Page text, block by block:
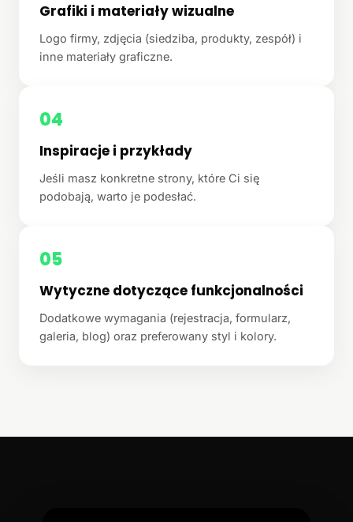
Grafiki i materiały wizualne
Logo firmy, zdjęcia (siedziba, produkty, zespół) i
inne materiały graficzne.
04
Inspiracje i przykłady
Jeśli masz konkretne strony, które Ci się
podobają, warto je podesłać.
05
Wytyczne dotyczące funkcjonalności
Dodatkowe wymagania (rejestracja, formularz,
galeria, blog) oraz preferowany styl i kolory.